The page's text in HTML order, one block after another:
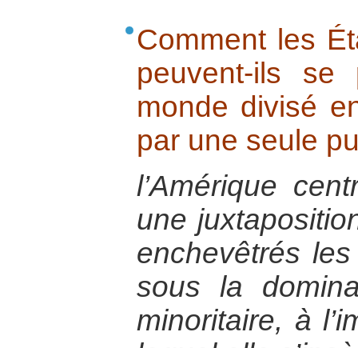
Comment les
peuvent-ils se
monde divisé
par une seule
l’Amérique
une
enchevêtrés
sous la
minoritaire, à